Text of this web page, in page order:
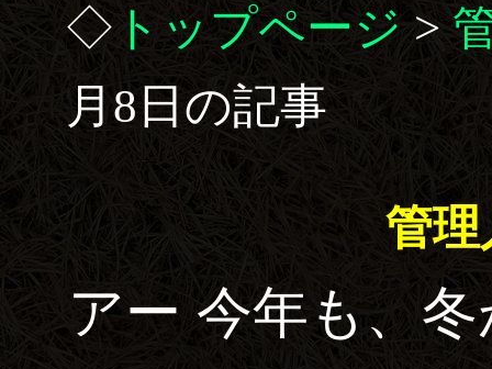
◇トップページ>
月8日の記事
管理
アー 今年も、